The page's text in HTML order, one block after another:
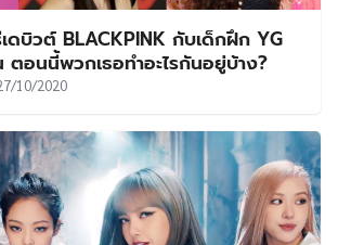
บิวต์ BLACKPINK กับเด็กฝึก YG
ตอนนี้พวกเธอทำอะไรกันอยู่บ้าง?
10/2020